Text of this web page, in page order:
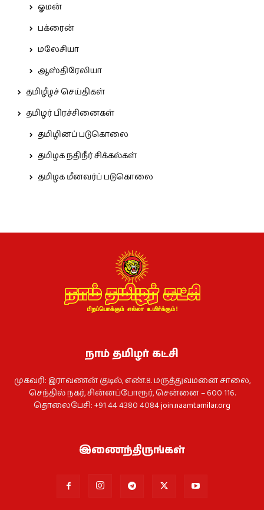
ஓமன்
பக்ரைன்
மலேசியா
ஆஸ்திரேலியா
தமிழீழச் செய்திகள்
தமிழர் பிரச்சினைகள்
தமிழினப் படுகொலை
தமிழக நதிநீர் சிக்கல்கள்
தமிழக மீனவர்ப் படுகொலை
நாம் தமிழர் கட்சி
முகவரி: இராவணன் குடில், எண்.8. மருத்துவமனை சாலை,
செந்தில் நகர், சின்னப்போரூர், சென்னை – 600 116.
தொலைபேசி: +91 44 4380 4084join.naamtamilar.org
இணைந்திருங்கள்